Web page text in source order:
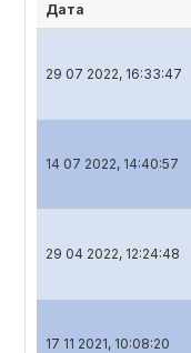
Дата
29 07 2022, 16:33:47
14 07 2022, 14:40:57
29 04 2022, 12:24:48
17 11 2021, 10:08:20